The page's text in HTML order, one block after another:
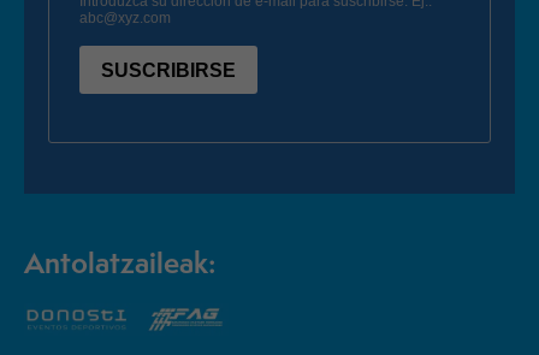
Antolatzaileak: